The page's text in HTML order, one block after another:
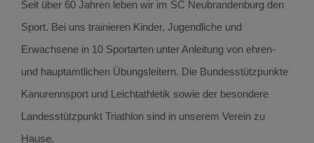
Seit über 60 Jahren leben wir im SC Neubrandenburg den
Sport. Bei uns trainieren Kinder, Jugendliche und
Erwachsene in 10 Sportarten unter Anleitung von ehren-
und hauptamtlichen Übungsleitern. Die Bundesstützpunkte
Kanurennsport und Leichtathletik sowie der besondere
Landesstützpunkt Triathlon sind in unserem Verein zu
Hause.